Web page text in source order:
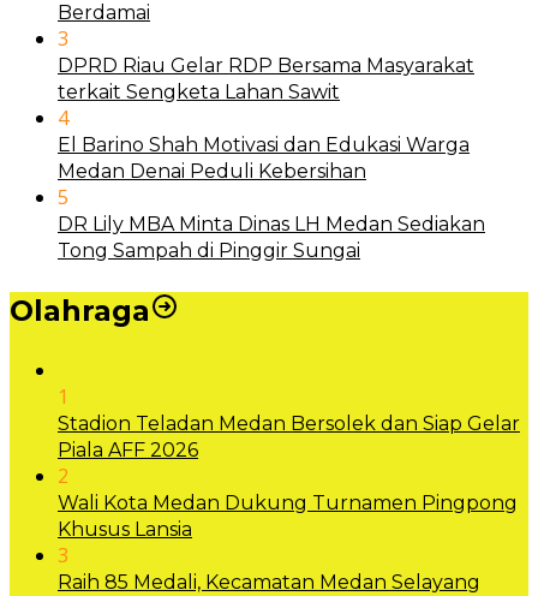
Berdamai
3
DPRD Riau Gelar RDP Bersama Masyarakat
terkait Sengketa Lahan Sawit
4
El Barino Shah Motivasi dan Edukasi Warga
Medan Denai Peduli Kebersihan
5
DR Lily MBA Minta Dinas LH Medan Sediakan
Tong Sampah di Pinggir Sungai
Olahraga
1
Stadion Teladan Medan Bersolek dan Siap Gelar
Piala AFF 2026
2
Wali Kota Medan Dukung Turnamen Pingpong
Khusus Lansia
3
Raih 85 Medali, Kecamatan Medan Selayang